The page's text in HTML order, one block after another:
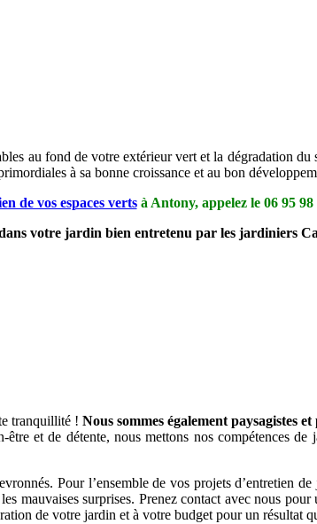
au fond de votre extérieur vert et la dégradation
à sa bonne croissance et au bon
de vos espaces vertsà Antony, appelez le 06 95 98
votre jardin bien entretenu par les jardiniers
tranquillité ! Nous sommes également paysagistes
être et de détente, nous mettons nos compétences
Pour l’ensemble de vos projets d’entretien
mauvaises surprises. Prenez contact avec nous
de votre jardin et à votre budget pour un résultat